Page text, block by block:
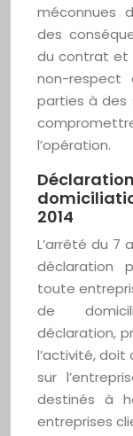
méconnues
des
du contrat et
non-respect
parties à des
l’opération.
2014
L’arrêté du 7
déclaration
toute
de
déclaration,
l’activité, doit
sur
destinés à
entreprises